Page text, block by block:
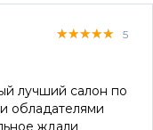
★★★★★
★★★★★
★★★★★ 5
лучший салон по
обладателями
ждали